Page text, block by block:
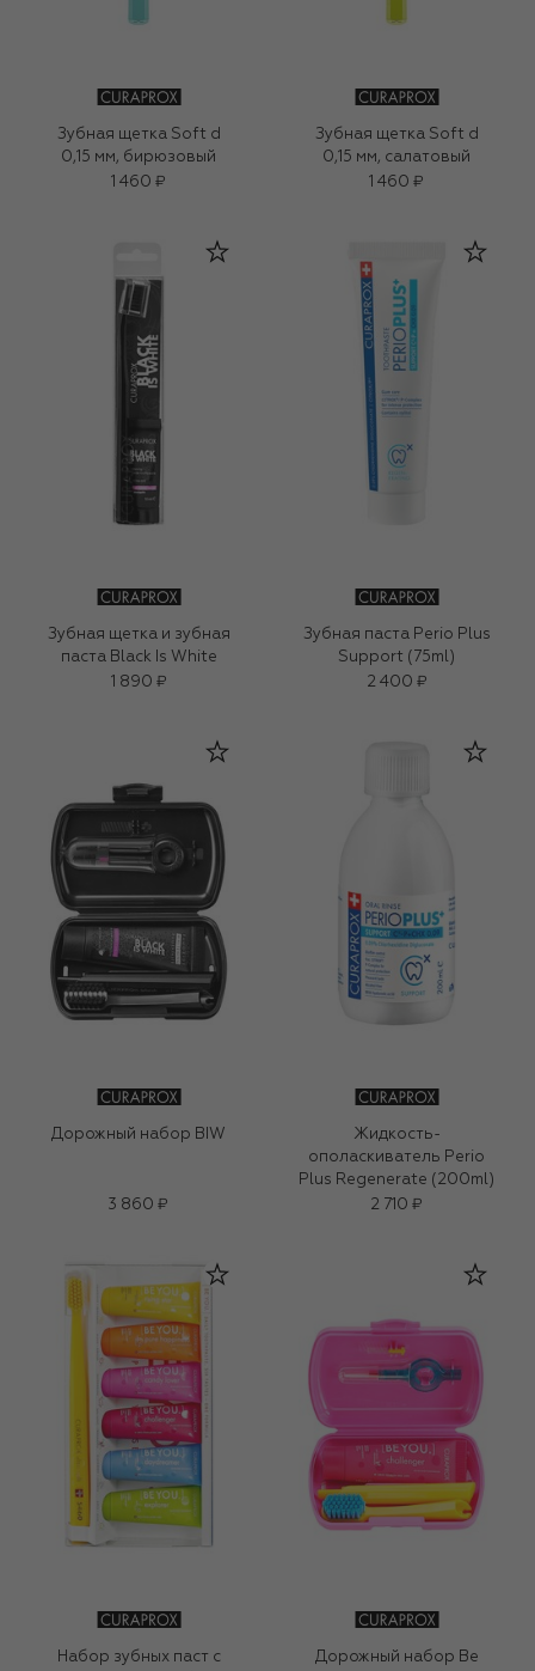
Зубная щетка Soft d
0,15 мм, бирюзовый
1 460 ₽
Зубная щетка Soft d
0,15 мм, салатовый
1 460 ₽
Зубная щетка и зубная
паста Black Is White
1 890 ₽
Зубная паста Perio Plus
Support (75ml)
2 400 ₽
Дорожный набор BIW
3 860 ₽
Жидкость-
ополаскиватель Perio
Plus Regenerate (200ml)
2 710 ₽
Набор зубных паст с
Дорожный набор Be